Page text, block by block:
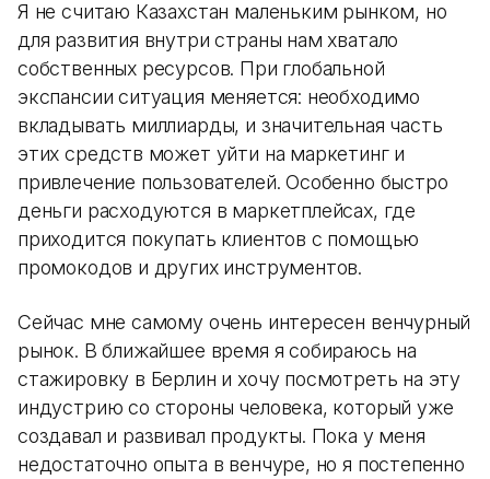
Я не считаю Казахстан маленьким рынком, но
для развития внутри страны нам хватало
собственных ресурсов. При глобальной
экспансии ситуация меняется: необходимо
вкладывать миллиарды, и значительная часть
этих средств может уйти на маркетинг и
привлечение пользователей. Особенно быстро
деньги расходуются в маркетплейсах, где
приходится покупать клиентов с помощью
промокодов и других инструментов.
Сейчас мне самому очень интересен венчурный
рынок. В ближайшее время я собираюсь на
стажировку в Берлин и хочу посмотреть на эту
индустрию со стороны человека, который уже
создавал и развивал продукты. Пока у меня
недостаточно опыта в венчуре, но я постепенно